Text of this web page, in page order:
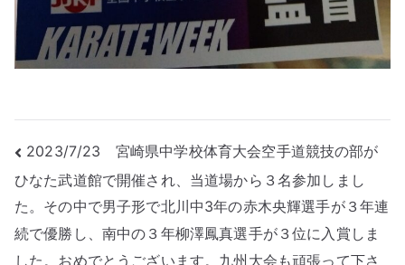
投
稿
ナ
2023/7/23 宮崎県中学校体育大会空手道競技の部が
ひなた武道館で開催され、当道場から３名参加しまし
た。その中で男子形で北川中3年の赤木央輝選手が３年連
続で優勝し、南中の３年柳澤鳳真選手が３位に入賞しま
した。おめでとうございます。九州大会も頑張って下さ